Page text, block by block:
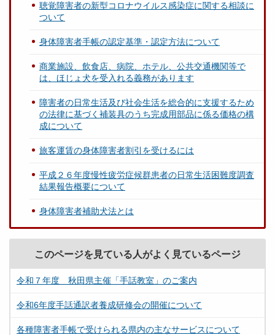
聴覚障害者の新型コロナウイルス感染症に関する相談に
ついて
身体障害者手帳の認定基準・認定方法について
商業施設、飲食店、病院、ホテル、公共交通機関等で
は、ほじょ犬を受入れる義務があります
障害者の日常生活及び社会生活を総合的に支援するため
の法律に基づく補装具のうち完成用部品に係る価格の構
成について
旅客運賃の身体障害者割引を受けるには
平成２６年度慢性疲労症候群患者の日常生活困難度調査
結果報告概要について
身体障害者補助犬法とは
このページを見ている人がよく見ているページ
令和７年度 秋田県主催「手話教室」のご案内
令和6年度手話通訳者養成研修会の開催について
各種障害者手帳で受けられる県内の主なサービスについて